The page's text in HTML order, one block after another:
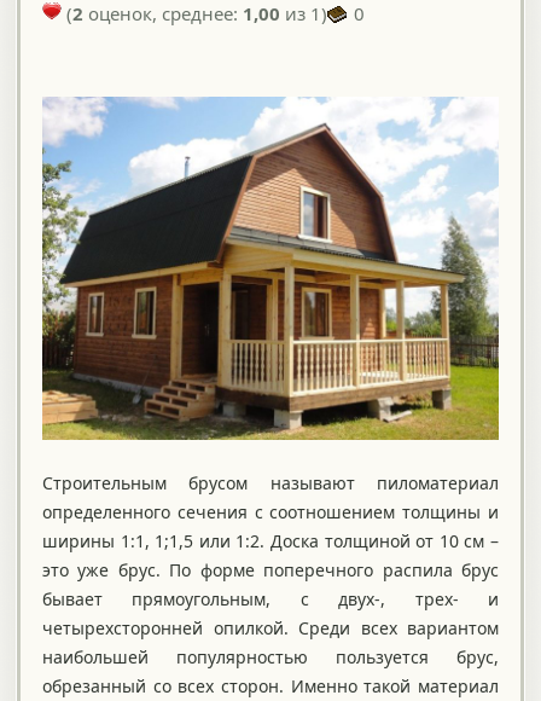
(2 оценок, среднее: 1,00 из 1) 0
Строительным брусом называют пиломатериал
определенного сечения с соотношением толщины и
ширины 1:1, 1;1,5 или 1:2. Доска толщиной от 10 см –
это уже брус. По форме поперечного распила брус
бывает прямоугольным, с двух-, трех- и
четырехсторонней опилкой. Среди всех вариантом
наибольшей популярностью пользуется брус,
обрезанный со всех сторон. Именно такой материал